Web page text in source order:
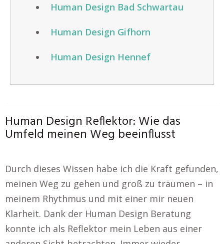
Human Design Bad Schwartau
Human Design Gifhorn
Human Design Hennef
Human Design Reflektor: Wie das
Umfeld meinen Weg beeinflusst
Durch dieses Wissen habe ich die Kraft gefunden,
meinen Weg zu gehen und groß zu träumen – in
meinem Rhythmus und mit einer mir neuen
Klarheit. Dank der Human Design Beratung
konnte ich als Reflektor mein Leben aus einer